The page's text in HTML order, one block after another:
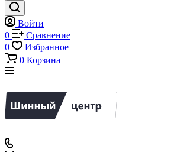
Войти
0
Сравнение
0
Избранное
0 Корзина